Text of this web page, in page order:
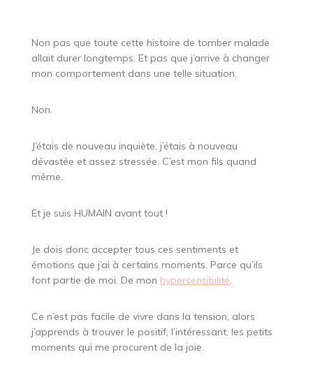
Non pas que toute cette histoire de tomber malade
allait durer longtemps. Et pas que j’arrive à changer
mon comportement dans une telle situation.
Non.
J’étais de nouveau inquiète, j’étais à nouveau
dévastée et assez stressée. C’est mon fils quand
même.
Et je suis HUMAIN avant tout !
Je dois donc accepter tous ces sentiments et
émotions que j’ai à certains moments. Parce qu’ils
font partie de moi. De mon hypersensibilité.
Ce n’est pas facile de vivre dans la tension, alors
j’apprends à trouver le positif, l’intéressant, les petits
moments qui me procurent de la joie.